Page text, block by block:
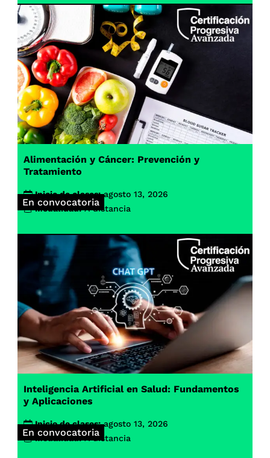
En convocatoria
Alimentación y Cáncer: Prevención y
Tratamiento
Inicio de clases: agosto 13, 2026
Modalidad: A distancia
En convocatoria
Inteligencia Artificial en Salud: Fundamentos
y Aplicaciones
Inicio de clases: agosto 13, 2026
Modalidad: A distancia